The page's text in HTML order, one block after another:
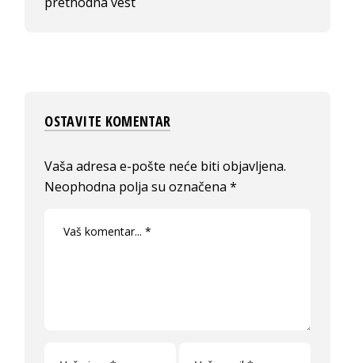
OSTAVITE KOMENTAR
Vaša adresa e-pošte neće biti objavljena.
Neophodna polja su označena*